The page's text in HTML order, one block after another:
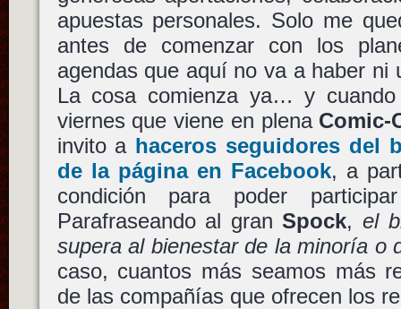
apuestas personales. Solo me
antes de comenzar con los
agendas que aquí no va a haber ni
La cosa comienza ya… y
viernes que viene en plena Comic-
invito a haceros seguidores del
de la página en Facebook, a
condición para poder
Parafraseando al granSpock,el
supera al bienestar de la minoría o
caso, cuantos más seamos más
de las compañías que ofrecen los